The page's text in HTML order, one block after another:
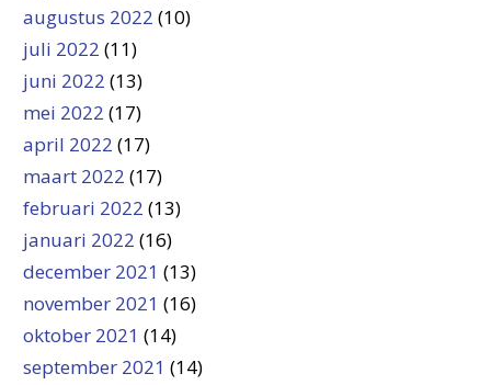
augustus 2022 (10)
juli 2022 (11)
juni 2022 (13)
mei 2022 (17)
april 2022 (17)
maart 2022 (17)
februari 2022 (13)
januari 2022 (16)
december 2021 (13)
november 2021 (16)
oktober 2021 (14)
september 2021 (14)